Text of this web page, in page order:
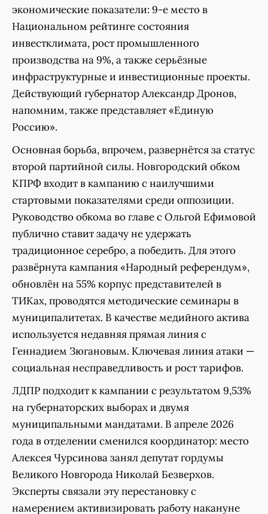
экономические показатели: 9-е место в
Национальном рейтинге состояния
инвестклимата, рост промышленного
производства на 9%, а также серьёзные
инфраструктурные и инвестиционные проекты.
Действующий губернатор Александр Дронов,
напомним, также представляет «Единую
Россию».
Основная борьба, впрочем, развернётся за статус
второй партийной силы. Новгородский обком
КПРФ входит в кампанию с наилучшими
стартовыми показателями среди оппозиции.
Руководство обкома во главе с Ольгой Ефимовой
публично ставит задачу не удержать
традиционное серебро, а победить. Для этого
развёрнута кампания «Народный референдум»,
обновлён на 55% корпус представителей в
ТИКах, проводятся методические семинары в
муниципалитетах. В качестве медийного актива
используется недавняя прямая линия с
Геннадием Зюгановым. Ключевая линия атаки —
социальная несправедливость и рост тарифов.
ЛДПР подходит к кампании с результатом 9,53%
на губернаторских выборах и двумя
муниципальными мандатами. В апреле 2026
года в отделении сменился координатор: место
Алексея Чурсинова занял депутат гордумы
Великого Новгорода Николай Безверхов.
Эксперты связали эту перестановку с
намерением активизировать работу накануне